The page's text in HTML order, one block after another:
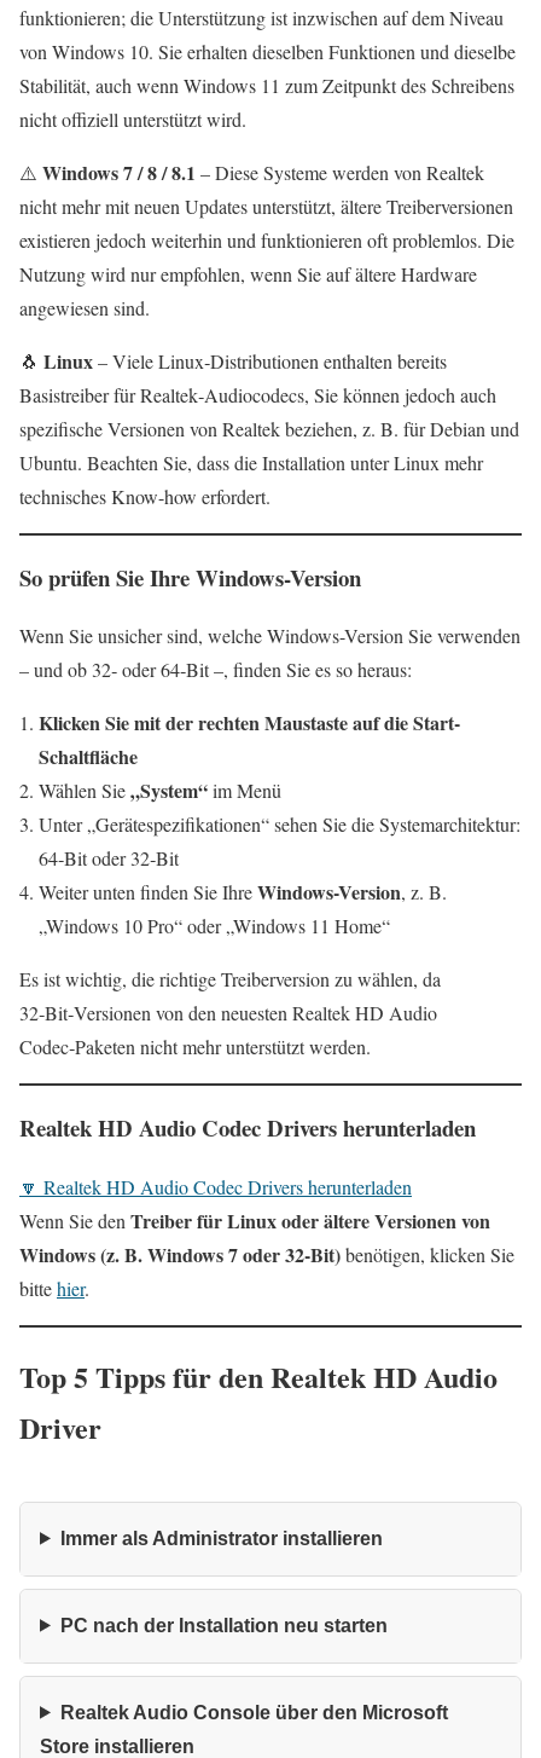
funktionieren; die Unterstützung ist inzwischen auf dem Niveau
von Windows 10. Sie erhalten dieselben Funktionen und dieselbe
Stabilität, auch wenn Windows 11 zum Zeitpunkt des Schreibens
nicht offiziell unterstützt wird.
⚠️ Windows 7 / 8 / 8.1 – Diese Systeme werden von Realtek
nicht mehr mit neuen Updates unterstützt, ältere Treiberversionen
existieren jedoch weiterhin und funktionieren oft problemlos. Die
Nutzung wird nur empfohlen, wenn Sie auf ältere Hardware
angewiesen sind.
🐧 Linux– Viele Linux‑Distributionen enthalten bereits
Basistreiber für Realtek‑Audiocodecs, Sie können jedoch auch
spezifische Versionen von Realtek beziehen, z. B. für Debian und
Ubuntu. Beachten Sie, dass die Installation unter Linux mehr
technisches Know-how erfordert.
So prüfen Sie Ihre Windows-Version
Wenn Sie unsicher sind, welche Windows-Version Sie verwenden
– und ob 32‑ oder 64‑Bit –, finden Sie es so heraus:
Klicken Sie mit der rechten Maustaste auf die Start-
Schaltfläche
Wählen Sie„System“im Menü
Unter „Gerätespezifikationen“ sehen Sie die Systemarchitektur:
64‑Bit oder 32‑Bit
Weiter unten finden Sie IhreWindows-Version, z. B.
„Windows 10 Pro“ oder „Windows 11 Home“
Es ist wichtig, die richtige Treiberversion zu wählen, da
32‑Bit‑Versionen von den neuesten Realtek HD Audio
Codec‑Paketen nicht mehr unterstützt werden.
Realtek HD Audio Codec Drivers herunterladen
🔽 Realtek HD Audio Codec Drivers herunterladen
Wenn Sie den Treiber für Linux oder ältere Versionen von
Windows (z. B. Windows 7 oder 32‑Bit)benötigen, klicken Sie
bittehier.
Top 5 Tipps für den Realtek HD Audio
Driver
Immer als Administrator installieren
PC nach der Installation neu starten
Realtek Audio Console über den Microsoft
Store installieren